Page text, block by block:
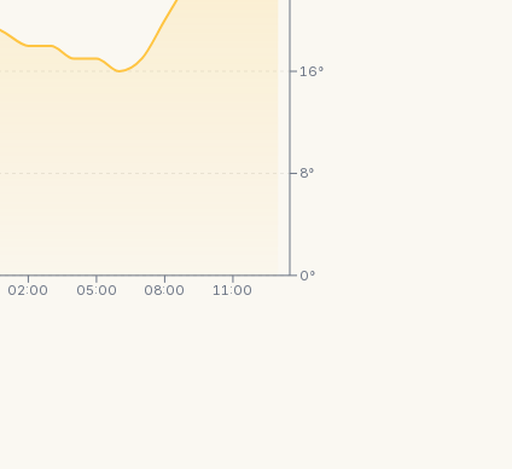
02:00 05:00 08:00 11:00
0°
8°
16°